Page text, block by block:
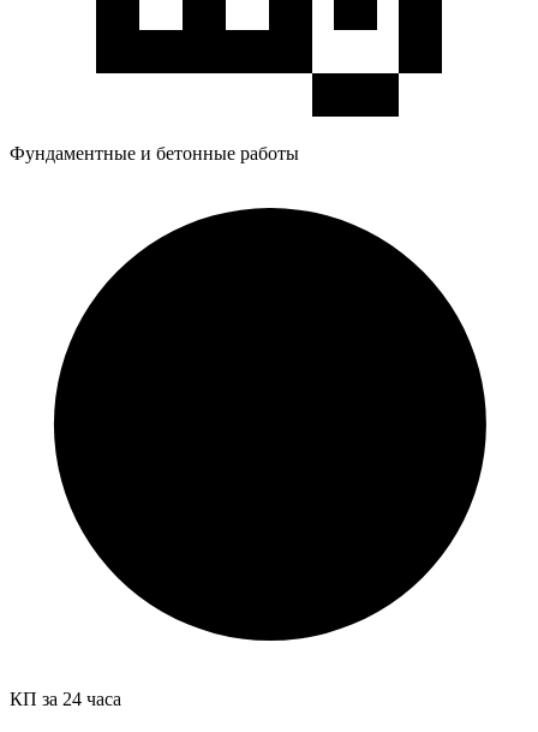
Фундаментные и бетонные работы
КП за 24 часа